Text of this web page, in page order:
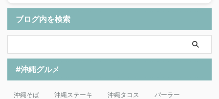
ブログ内を検索
#沖縄グルメ
沖縄そば 沖縄ステーキ 沖縄タコス パーラー